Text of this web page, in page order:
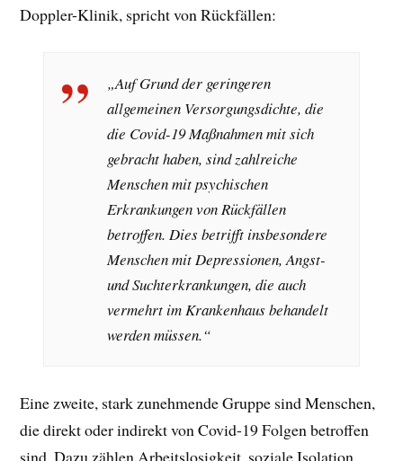
Doppler-Klinik, spricht von Rückfällen:
„Auf Grund der geringeren
allgemeinen Versorgungsdichte, die
die Covid-19 Maßnahmen mit sich
gebracht haben, sind zahlreiche
Menschen mit psychischen
Erkrankungen von Rückfällen
betroffen. Dies betrifft insbesondere
Menschen mit Depressionen, Angst-
und Suchterkrankungen, die auch
vermehrt im Krankenhaus behandelt
werden müssen.“
Eine zweite, stark zunehmende Gruppe sind Menschen,
die direkt oder indirekt von Covid-19 Folgen betroffen
sind. Dazu zählen Arbeitslosigkeit, soziale Isolation,